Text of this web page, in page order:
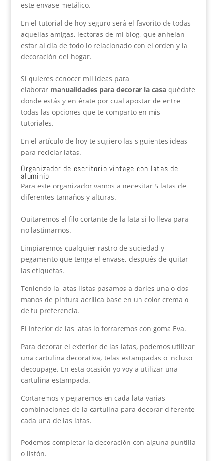
este envase metálico.
En el tutorial de hoy seguro será el favorito de todas
aquellas amigas, lectoras de mi blog, que anhelan
estar al día de todo lo relacionado con el orden y la
decoración del hogar.
Si quieres conocer mil ideas para
elaborar manualidades para decorar la casa quédate
donde estás y entérate por cual apostar de entre
todas las opciones que te comparto en mis
tutoriales.
En el artículo de hoy te sugiero las siguientes ideas
para reciclar latas.
Organizador de escritorio vintage con latas de
aluminio
Para este organizador vamos a necesitar 5 latas de
diferentes tamaños y alturas.
Quitaremos el filo cortante de la lata si lo lleva para
no lastimarnos.
Limpiaremos cualquier rastro de suciedad y
pegamento que tenga el envase, después de quitar
las etiquetas.
Teniendo la latas listas pasamos a darles una o dos
manos de pintura acrílica base en un color crema o
de tu preferencia.
El interior de las latas lo forraremos con goma Eva.
Para decorar el exterior de las latas, podemos utilizar
una cartulina decorativa, telas estampadas o incluso
decoupage. En esta ocasión yo voy a utilizar una
cartulina estampada.
Cortaremos y pegaremos en cada lata varias
combinaciones de la cartulina para decorar diferente
cada una de las latas.
Podemos completar la decoración con alguna puntilla
o listón.